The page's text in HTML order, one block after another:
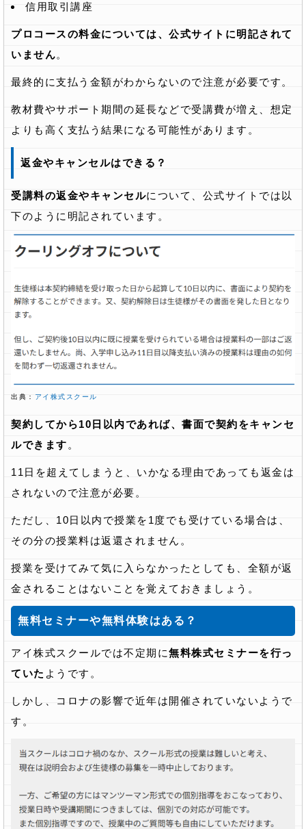
信用取引講座
プロコースの料金については、公式サイトに明記されて
いません。
最終的に支払う金額がわからないので注意が必要です。
教材費やサポート期間の延長などで受講費が増え、想定
よりも高く支払う結果になる可能性があります。
返金やキャンセルはできる？
受講料の返金やキャンセルについて、公式サイトでは以
下のように明記されています。
出典： アイ株式スクール
契約してから10日以内であれば、書面で契約をキャンセ
ルできます 。
11日を超えてしまうと、いかなる理由であっても返金は
されないので注意が必要。
ただし、10日以内で授業を1度でも受けている場合は、
その分の授業料は返還されません。
授業を受けてみて気に入らなかったとしても、全額が返
金されることはないことを覚えておきましょう。
無料セミナーや無料体験はある？
アイ株式スクールでは不定期に無料株式セミナーを行っ
ていた ようです。
しかし、コロナの影響で近年は開催されていないようで
す。